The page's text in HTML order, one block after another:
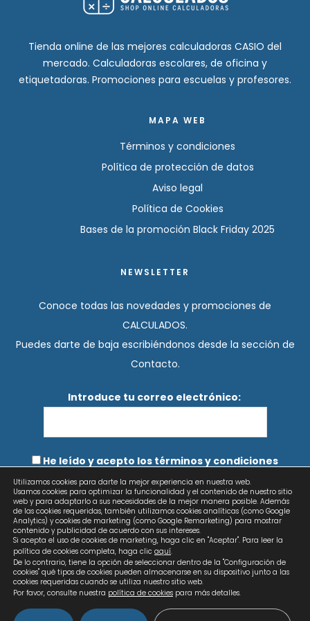
Tienda online de las mejores calculadoras CASIO del
mercado. Calculadoras escolares, de oficina y
etiquetadoras. Promociones para escuelas y profesores.
MAPA WEB
Términos y condiciones
Política de protección de datos
Aviso legal
Política de Cookies
Bases de la promoción Black Friday 2025
NEWSLETTER
Conoce todas las novedades y promociones de
CALCULADOS.
Puedes darte de baja escribiéndonos desde la sección de
Contacto.
Introduce tu correo electrónico:
He leído y acepto los términos y condiciones
Copyright © 2026 Calculados | Diseño web: AZUL LIMÓN
Utilizamos cookies para darte la mejor experiencia en nuestra web.
Usamos cookies para optimizar la funcionalidad y el contenido de nuestro sitio
web y para adaptarlo a sus necesidades de la mejor manera posible. Además
de las cookies requeridas, también utilizamos cookies analíticas (como Google
Analytics) y cookies de marketing (como Google Remarketing) para mostrar
contenido y publicidad de acuerdo con sus intereses.
Si acepta el uso de cookies de marketing, haga clic en "Aceptar". Para leer la
política de cookies completa, haga clic aquí.
De lo contrario, tiene la opción de seleccionar dentro de la "Configuración de
cookies" qué tipos de cookies pueden almacenarse en su dispositivo junto a las
cookies requeridas cuando se utiliza nuestro sitio web.
Por favor, consulte nuestra política de cookies para más detalles.